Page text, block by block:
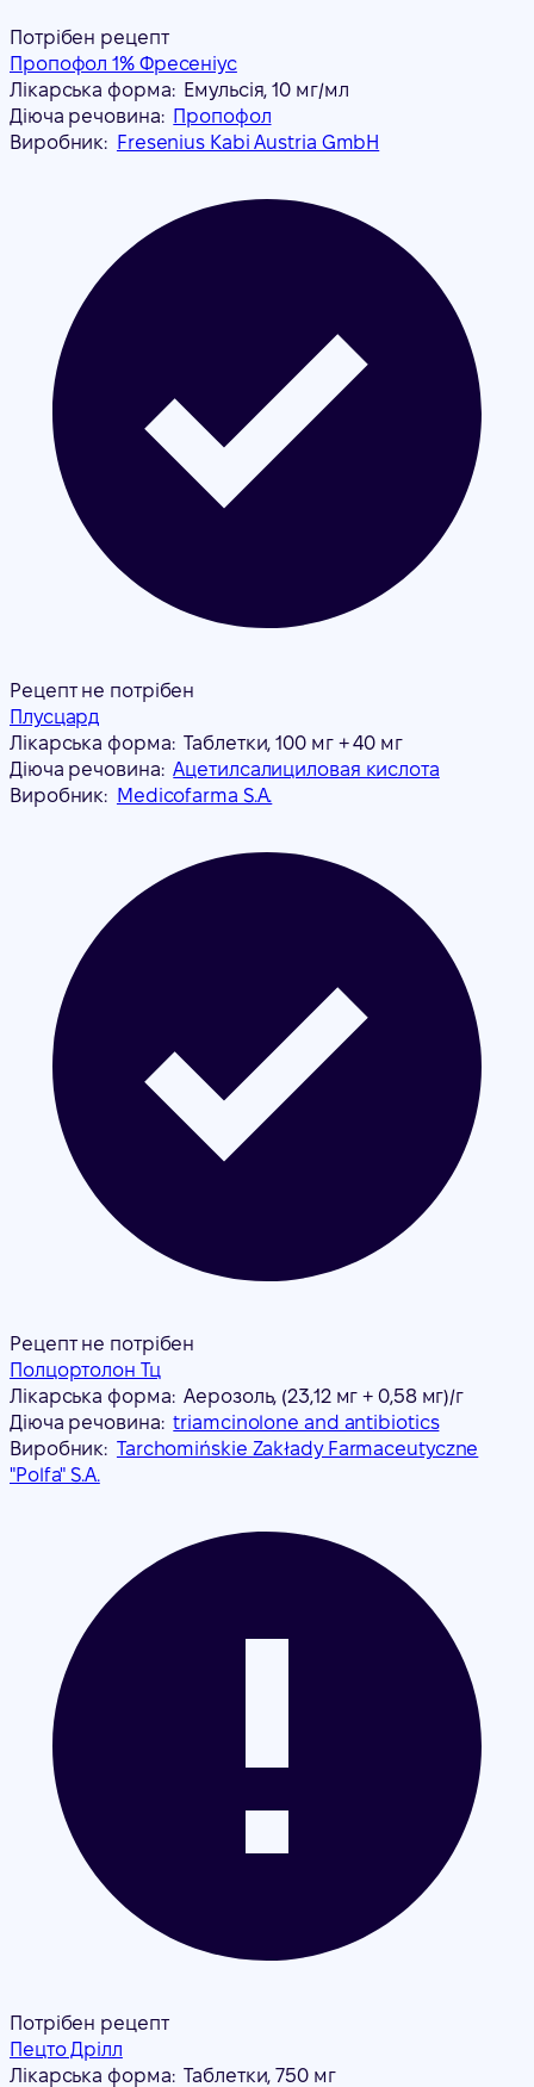
Потрібен рецепт
Пропофол 1% Фресеніус
Лікарська форма: Емульсія, 10 мг/мл
Діюча речовина: Пропофол
Виробник: Fresenius Kabi Austria GmbH
Рецепт не потрібен
Плусцард
Лікарська форма: Таблетки, 100 мг + 40 мг
Діюча речовина: Ацетилсалициловая кислота
Виробник: Medicofarma S.A.
Рецепт не потрібен
Полцортолон Тц
Лікарська форма: Аерозоль, (23,12 мг + 0,58 мг)/г
Діюча речовина: triamcinolone and antibiotics
Виробник: Tarchomińskie Zakłady Farmaceutyczne
"Polfa" S.A.
Потрібен рецепт
Пецто Дрілл
Лікарська форма: Таблетки, 750 мг